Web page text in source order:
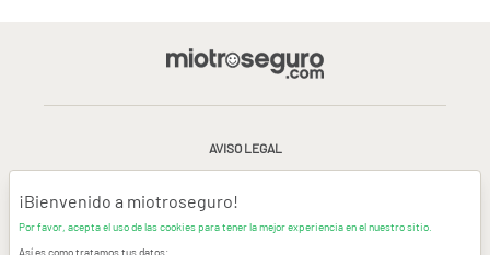
AVISO LEGAL
CONDICIONES GENERALES DE USO
¡Bienvenido a miotroseguro!
Por favor, acepta el uso de las cookies para tener la mejor experiencia en el nuestro sitio.
Así es como tratamos tus datos: